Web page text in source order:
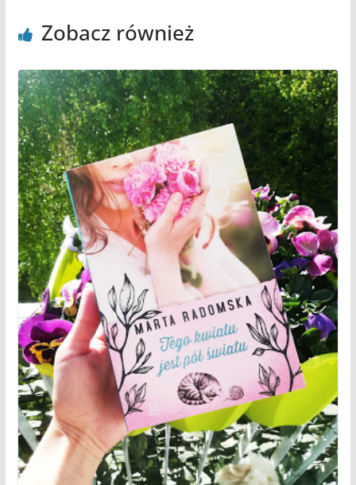
Zobacz również